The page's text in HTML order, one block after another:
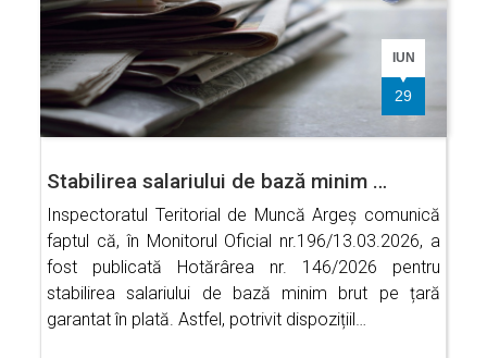
IUN
29
Stabilirea salariului de bază minim …
Inspectoratul Teritorial de Muncă Argeș comunică
faptul că, în Monitorul Oficial nr.196/13.03.2026, a
fost publicată Hotărârea nr. 146/2026 pentru
stabilirea salariului de bază minim brut pe țară
garantat în plată. Astfel, potrivit dispozițiil…